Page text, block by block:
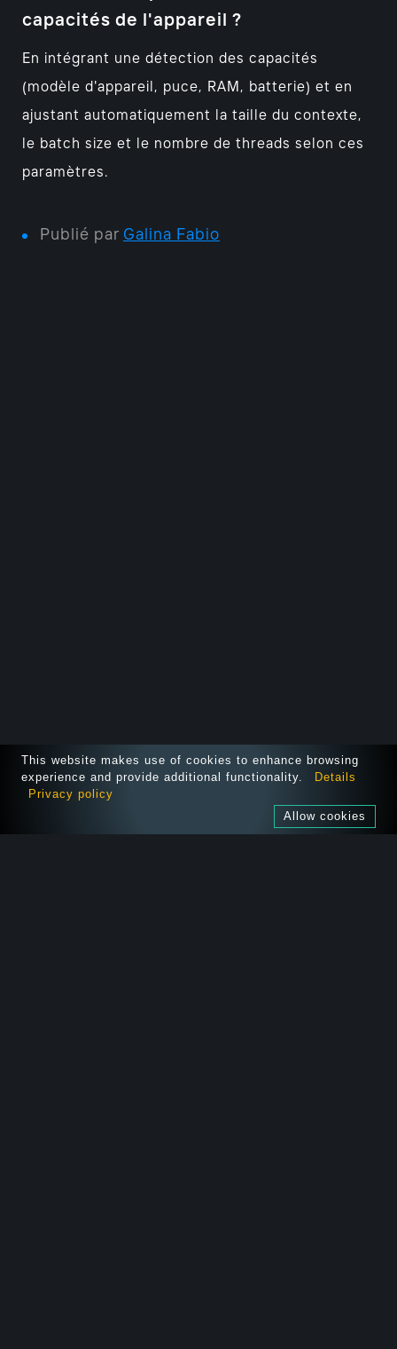
capacités de l'appareil ?
En intégrant une détection des capacités
(modèle d'appareil, puce, RAM, batterie) et en
ajustant automatiquement la taille du contexte,
le batch size et le nombre de threads selon ces
paramètres.
Publié par Galina Fabio
This website makes use of cookies to enhance browsing
experience and provide additional functionality.
Details
Privacy policy
Allow cookies